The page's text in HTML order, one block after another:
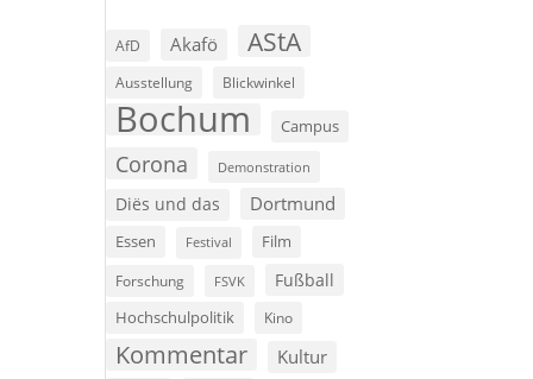
AfD Akafö AStA
Ausstellung Blickwinkel
Bochum Campus
Corona Demonstration
Diës und das Dortmund
Essen Festival Film
Forschung FSVK Fußball
Hochschulpolitik Kino
Kommentar Kultur